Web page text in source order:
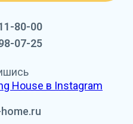
80-00
07-25